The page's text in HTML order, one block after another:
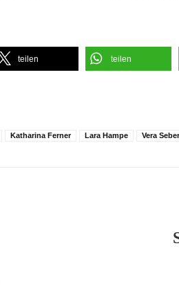
teilen teilen
Katharina Ferner Lara Hampe Vera